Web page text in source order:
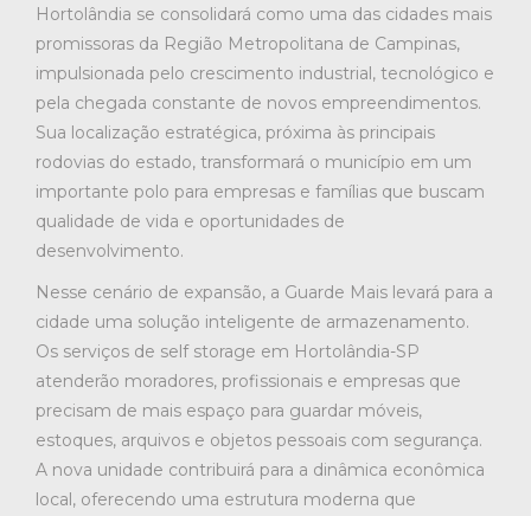
Hortolândia se consolidará como uma das cidades mais
promissoras da Região Metropolitana de Campinas,
impulsionada pelo crescimento industrial, tecnológico e
pela chegada constante de novos empreendimentos.
Sua localização estratégica, próxima às principais
rodovias do estado, transformará o município em um
importante polo para empresas e famílias que buscam
qualidade de vida e oportunidades de
desenvolvimento.
Nesse cenário de expansão, a Guarde Mais levará para a
cidade uma solução inteligente de armazenamento.
Os serviços de self storage em Hortolândia-SP
atenderão moradores, profissionais e empresas que
precisam de mais espaço para guardar móveis,
estoques, arquivos e objetos pessoais com segurança.
A nova unidade contribuirá para a dinâmica econômica
local, oferecendo uma estrutura moderna que